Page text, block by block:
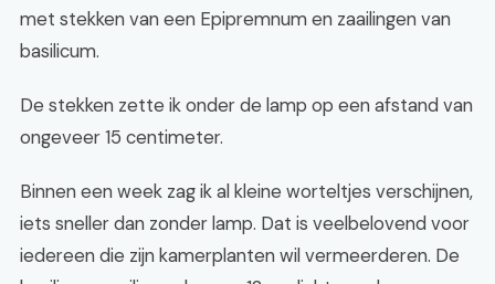
met stekken van een Epipremnum en zaailingen van
basilicum.
De stekken zette ik onder de lamp op een afstand van
ongeveer 15 centimeter.
Binnen een week zag ik al kleine worteltjes verschijnen,
iets sneller dan zonder lamp. Dat is veelbelovend voor
iedereen die zijn kamerplanten wil vermeerderen. De